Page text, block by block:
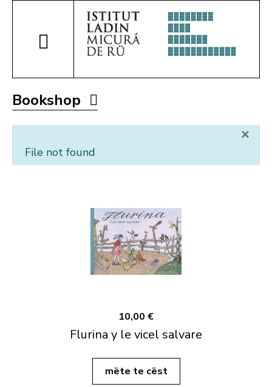
Bookshop
×
File not found
10,00 €
Flurina y le vicel salvare
mëte te cëst